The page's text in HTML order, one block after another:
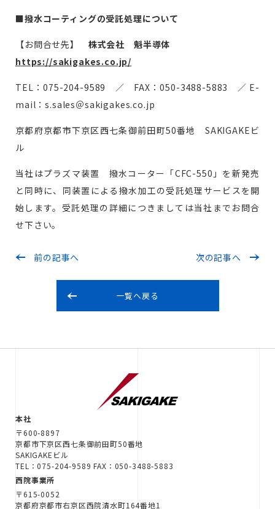
■撥水コーティングの受託処理について
【お問合せ先】 株式会社 魁半導体
https://sakigakes.co.jp/
TEL：075-204-9589 ／ FAX：050-3488-5883 ／ E-
mail：s.sales＠sakigakes.co.jp
京都府京都市下京区西七条御前田町50番地 SAKIGAKEビ
ル
当社はプラズマ装置 撥水コーター「CFC-550」を新発売
と同時に、同装置による撥水加工の受託処理サービスを開
始します。受託処理の詳細につきましては当社までお問合
せ下さい。
前の記事へ
一覧へ戻る
次の記事へ
本社
〒600-8897
京都市下京区西七条御前田町50番地
SAKIGAKEビル
TEL：075-204-9589 FAX：050-3488-5883
西院事業所
〒615-0052
京都府京都市右京区西院清水町164番地1